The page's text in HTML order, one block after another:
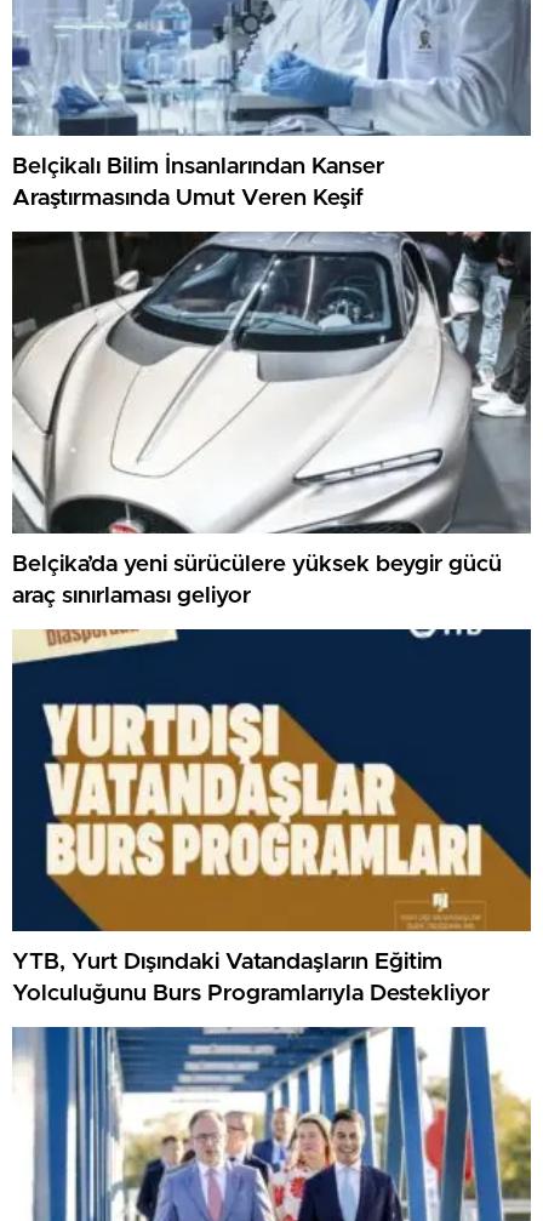
Belçikalı Bilim İnsanlarından Kanser
Araştırmasında Umut Veren Keşif
Belçika’da yeni sürücülere yüksek beygir gücü
araç sınırlaması geliyor
YTB, Yurt Dışındaki Vatandaşların Eğitim
Yolculuğunu Burs Programlarıyla Destekliyor